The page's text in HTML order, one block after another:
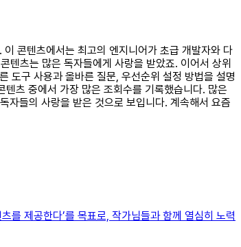
콘텐츠에서는 최고의 엔지니어가 초급 개발자와 다
텐츠는 많은 독자들에게 사랑을 받았죠. 이어서 상위
도구 사용과 올바른 질문, 우선순위 설정 방법을 설명
츠 중에서 가장 많은 조회수를 기록했습니다. 많은
자들의 사랑을 받은 것으로 보입니다. 계속해서 요즘
제공한다’를 목표로, 작가님들과 함께 열심히 노력